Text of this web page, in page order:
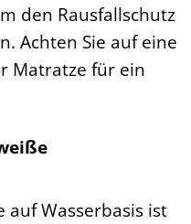
den Rausfallschutz
Achten Sie auf eine
Matratze für ein
auf Wasserbasis ist